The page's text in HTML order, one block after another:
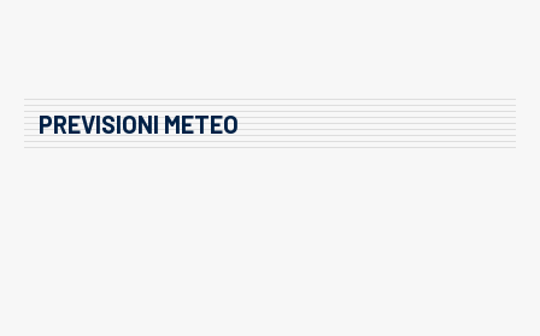
PREVISIONI METEO